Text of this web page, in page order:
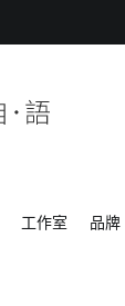
工作室 品牌